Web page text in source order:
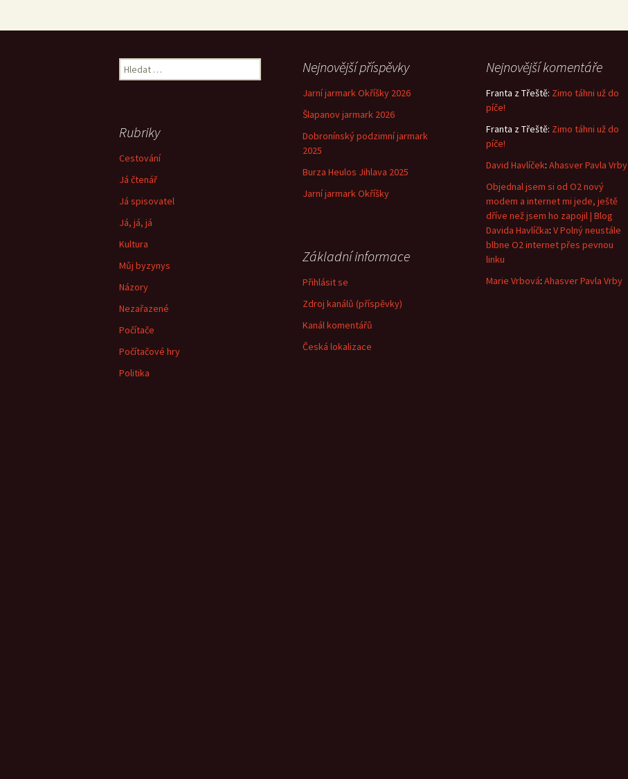
Vyhledávání Nejnovější příspěvky
Jarní jarmark Okříšky 2026
Šlapanov jarmark 2026
Dobronínský podzimní jarmark
2025
Burza Heulos Jihlava 2025
Jarní jarmark Okříšky
Nejnovější komentáře
Franta z Třeště: Zimo táhni už do
píče!
Franta z Třeště: Zimo táhni už do
píče!
David Havlíček: Ahasver Pavla Vrby
Objednal jsem si od O2 nový
modem a internet mi jede, ještě
dříve než jsem ho zapojil | Blog
Davida Havlíčka: V Polný neustále
blbne O2 internet přes pevnou
linku
Marie Vrbová: Ahasver Pavla Vrby
Rubriky
Cestování
Já čtenář
Já spisovatel
Já, já, já
Kultura
Můj byzynys
Názory
Nezařazené
Počítače
Počítačové hry
Politika
Základní informace
Přihlásit se
Zdroj kanálů (příspěvky)
Kanál komentářů
Česká lokalizace